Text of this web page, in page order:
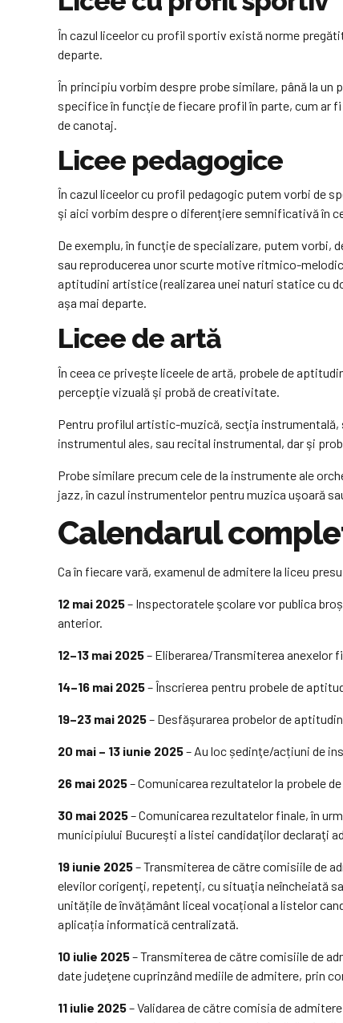
În cazul liceelor cu profil sportiv există norme
departe.
În principiu vorbim despre probe similare, până la
specifice în funcţie de fiecare profil în parte, cum ar
de canotaj.
Licee pedagogice
În cazul liceelor cu profil pedagogic putem vorbi de
şi aici vorbim despre o diferenţiere semnificativă în
De exemplu, în funcţie de specializare, putem vorbi,
sau reproducerea unor scurte motive ritmico-
aptitudini artistice (realizarea unei naturi statice cu
aşa mai departe.
Licee de artă
În ceea ce priveşte liceele de artă, probele de
percepţie vizuală şi probă de creativitate.
Pentru profilul artistic-muzică, secţia instrumentală,
instrumentul ales, sau recital instrumental, dar şi
Probe similare precum cele de la instrumente ale
jazz, în cazul instrumentelor pentru muzica uşoară
Calendarul
Ca în fiecare vară, examenul de admitere la liceu
12 mai 2025– Inspectoratele şcolare vor publica
anterior.
12–13 mai 2025– Eliberarea/Transmiterea anexelor
14–16 mai 2025– Înscrierea pentru probele de
19–23 mai 2025– Desfăşurarea probelor de
20 mai – 13 iunie 2025– Au loc ședinţe/acțiuni de
26 mai 2025– Comunicarea rezultatelor la probele
30 mai 2025– Comunicarea rezultatelor finale, în
municipiului Bucureşti a listei candidaţilor declaraţi
19 iunie 2025– Transmiterea de către comisiile de
elevilor corigenţi, repetenţi, cu situaţia neîncheiată
unitățile de învățământ liceal vocațional a listelor
aplicația informatică centralizată.
10 iulie 2025– Transmiterea de către comisiile de
date judeţene cuprinzând mediile de admitere, prin
11 iulie 2025– Validarea de către comisia de